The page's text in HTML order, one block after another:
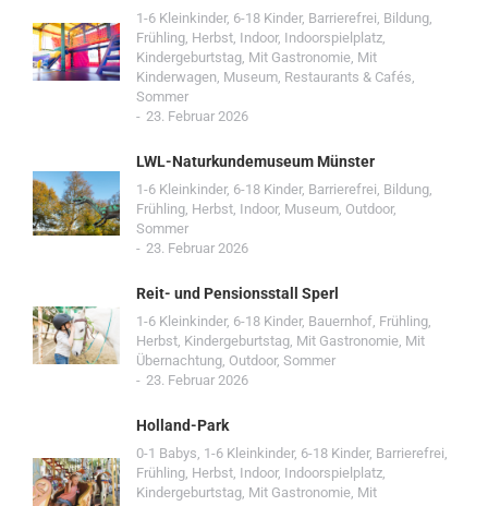
1-6 Kleinkinder, 6-18 Kinder, Barrierefrei, Bildung,
Frühling, Herbst, Indoor, Indoorspielplatz,
Kindergeburtstag, Mit Gastronomie, Mit
Kinderwagen, Museum, Restaurants & Cafés,
Sommer
23. Februar 2026
LWL-Naturkundemuseum Münster
1-6 Kleinkinder, 6-18 Kinder, Barrierefrei, Bildung,
Frühling, Herbst, Indoor, Museum, Outdoor,
Sommer
23. Februar 2026
Reit- und Pensionsstall Sperl
1-6 Kleinkinder, 6-18 Kinder, Bauernhof, Frühling,
Herbst, Kindergeburtstag, Mit Gastronomie, Mit
Übernachtung, Outdoor, Sommer
23. Februar 2026
Holland-Park
0-1 Babys, 1-6 Kleinkinder, 6-18 Kinder, Barrierefrei,
Frühling, Herbst, Indoor, Indoorspielplatz,
Kindergeburtstag, Mit Gastronomie, Mit